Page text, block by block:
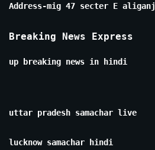
Address-mig 47 secter E aliganj
Breaking News Express
up breaking news in hindi
uttar pradesh samachar live
lucknow samachar hindi